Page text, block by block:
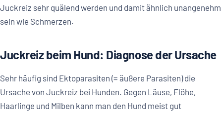
Juckreiz sehr quälend werden und damit ähnlich unangenehm
sein wie Schmerzen.
Juckreiz beim Hund: Diagnose der Ursache
Sehr häufig sind Ektoparasiten (= äußere Parasiten) die
Ursache von Juckreiz bei Hunden. Gegen Läuse, Flöhe,
Haarlinge und Milben kann man den Hund meist gut